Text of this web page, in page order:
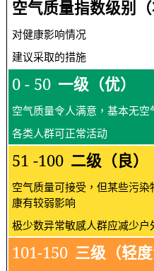
空气质量指数级别
对健康影响情况
建议采取的措施
0 - 50 一级（优）
空气质量令人满意，基本无空
各类人群可正常活动
51 -100 二级（良）
空气质量可接受，但某些污
康有较弱影响
极少数异常敏感人群应减少户
101-150 三级（轻度